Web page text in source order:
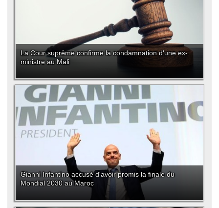
La Cour suprême confirme la condamnation d'une ex-
ministre au Mali
Gianni Infantino accusé d'avoir promis la finale du
Mondial 2030 au Maroc